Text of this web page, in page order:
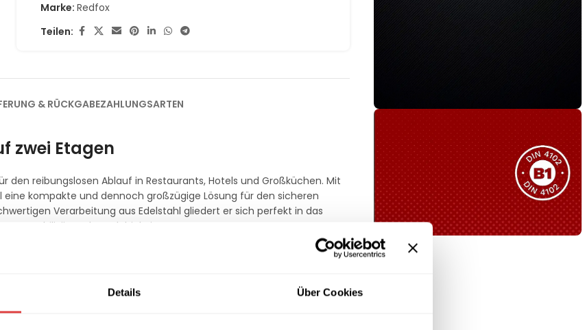
Details Über Cookies
Marke:Redfox
Teilen:
& RÜCKGABEZAHLUNGSARTEN
zwei Etagen
den reibungslosen Ablauf in Restaurants, Hotels und Großküchen. Mit
kompakte und dennoch großzügige Lösung für den sicheren
Verarbeitung aus Edelstahl gliedert er sich perfekt in das
an Stabilität und Langlebigkeit.
entscheidend. DieserServierwagen
ermöglicht es Ihrem
Bereichen von größter Bedeutung ist.
Sie haben nicht das passende
Produkt gefunden?
Wir helfen Ihnen gerne weiter!